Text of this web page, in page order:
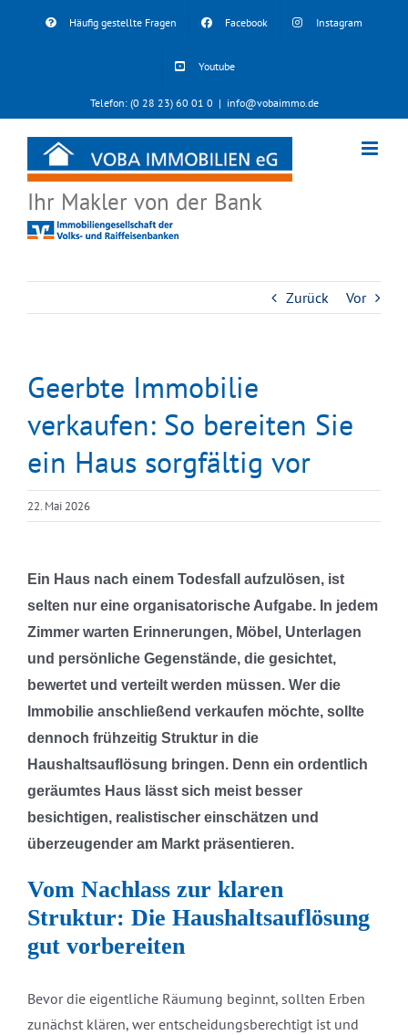
Häufig gestellte Fragen Facebook Instagram
Youtube
Telefon: (0 28 23) 60 01 0 | info@vobaimmo.de
Ihr Makler von der Bank
Zurück Vor
Geerbte Immobilie
verkaufen: So bereiten Sie
ein Haus sorgfältig vor
22. Mai 2026
Ein Haus nach einem Todesfall aufzulösen, ist
selten nur eine organisatorische Aufgabe. In jedem
Zimmer warten Erinnerungen, Möbel, Unterlagen
und persönliche Gegenstände, die gesichtet,
bewertet und verteilt werden müssen. Wer die
Immobilie anschließend verkaufen möchte, sollte
dennoch frühzeitig Struktur in die
Haushaltsauflösung bringen. Denn ein ordentlich
geräumtes Haus lässt sich meist besser
besichtigen, realistischer einschätzen und
überzeugender am Markt präsentieren.
Vom Nachlass zur klaren
Struktur: Die Haushaltsauflösung
gut vorbereiten
Bevor die eigentliche Räumung beginnt, sollten Erben
zunächst klären, wer entscheidungsberechtigt ist und